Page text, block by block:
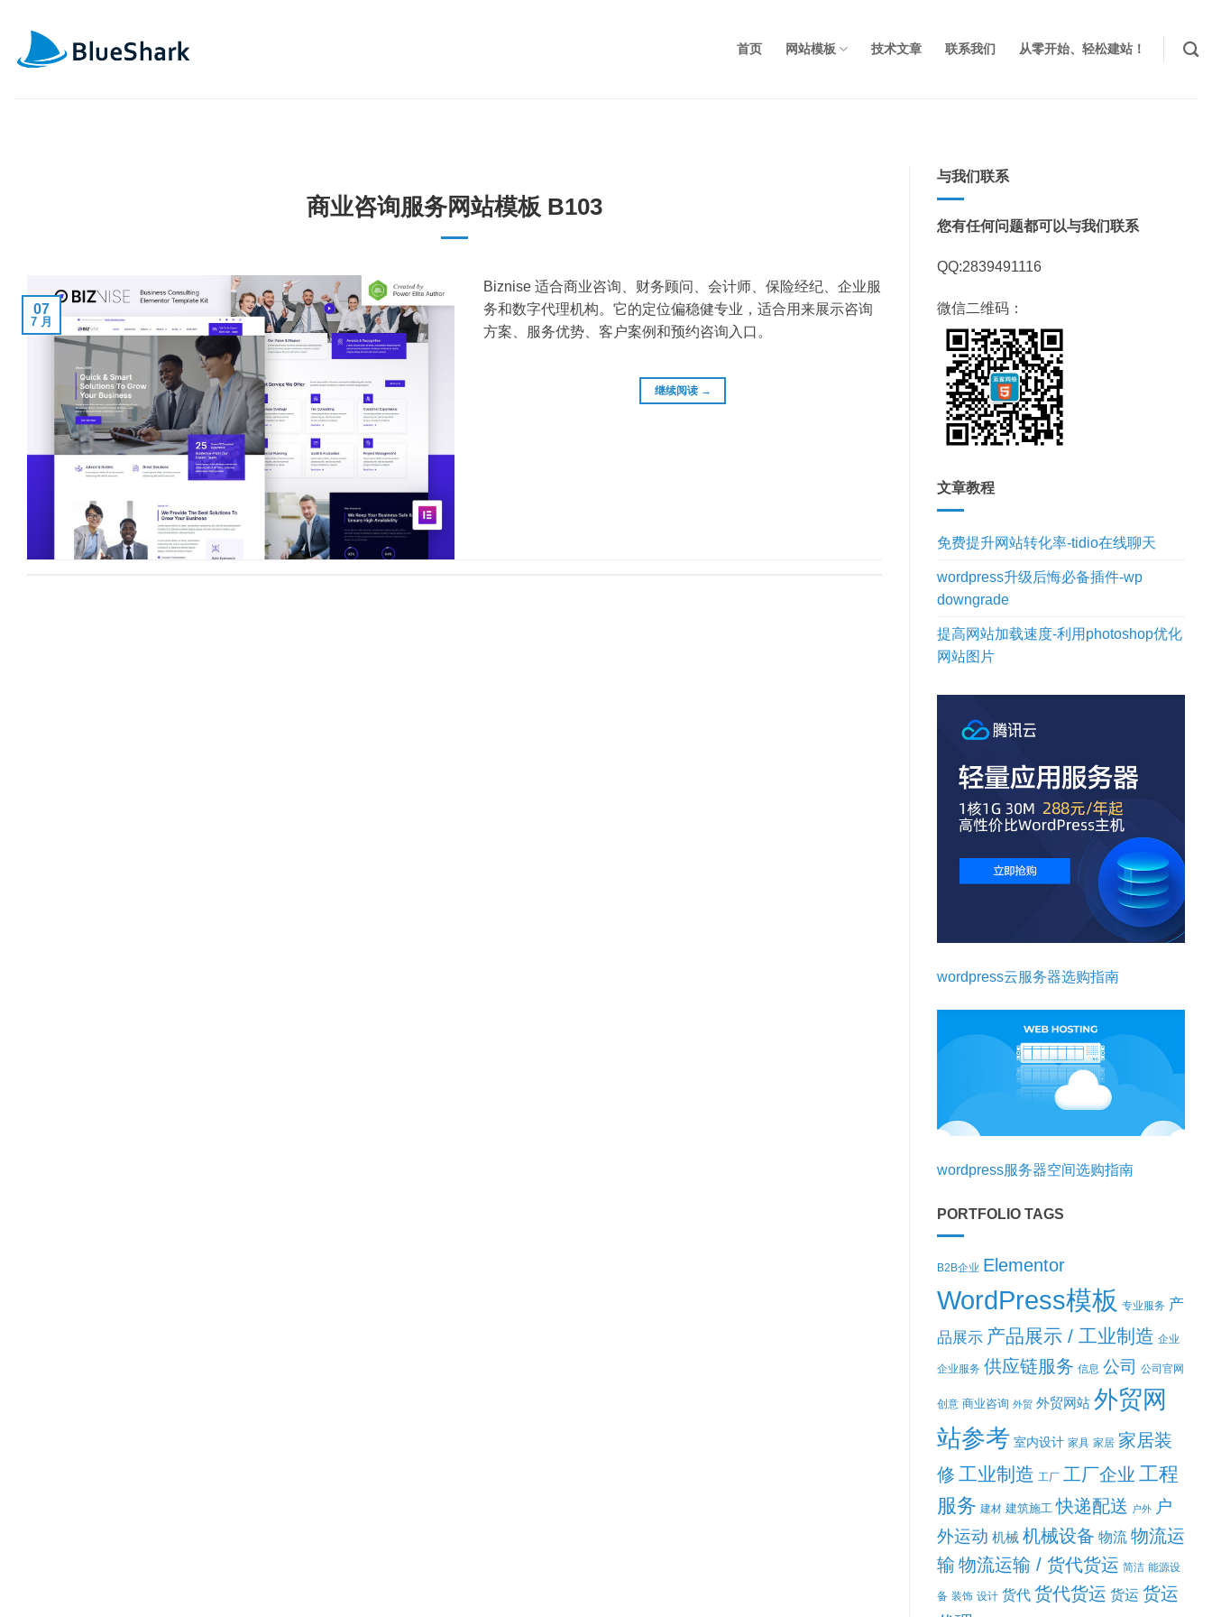
首页 网站模板 技术文章 联系我们 从零开始、轻松建站！
商业咨询服务网站模板 B103
07
7 月
Biznise 适合商业咨询、财务顾问、会计师、保险经纪、企业服
务和数字代理机构。它的定位偏稳健专业，适合用来展示咨询
方案、服务优势、客户案例和预约咨询入口。
继续阅读 →
与我们联系
您有任何问题都可以与我们联系
QQ:2839491116
微信二维码：
文章教程
免费提升网站转化率-tidio在线聊天
wordpress升级后悔必备插件-wp
downgrade
提高网站加载速度-利用photoshop优化
网站图片
wordpress云服务器选购指南
wordpress服务器空间选购指南
PORTFOLIO TAGS
B2B企业 Elementor
WordPress模板 专业服务 产
品展示 产品展示 / 工业制造 企业
企业服务 供应链服务 信息 公司 公司官网
创意 商业咨询 外贸 外贸网站 外贸网
站参考 室内设计 家具 家居 家居装
修 工业制造 工厂 工厂企业 工程
服务 建材 建筑施工 快递配送 户外
户
外运动 机械 机械设备 物流 物流运
输 物流运输 / 货代货运 简洁 能源设
备 装饰 设计 货代 货代货运 货运 货运